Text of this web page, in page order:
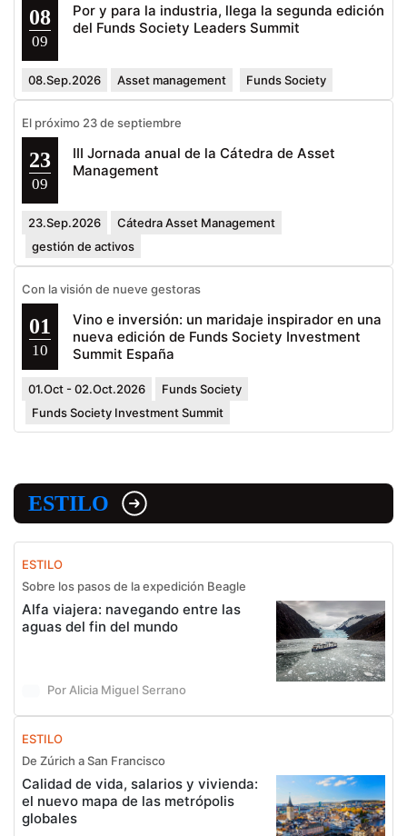
08
09
Por y para la industria, llega la segunda edición
del Funds Society Leaders Summit
08.Sep.2026 Asset management Funds Society
El próximo 23 de septiembre
23
09
III Jornada anual de la Cátedra de Asset
Management
23.Sep.2026
Cátedra Asset Management
gestión de activos
Con la visión de nueve gestoras
01
10
Vino e inversión: un maridaje inspirador en una
nueva edición de Funds Society Investment
Summit España
01.Oct - 02.Oct.2026
Funds Society
Funds Society Investment Summit
ESTILO
ESTILO
Sobre los pasos de la expedición Beagle
Alfa viajera: navegando entre las
aguas del fin del mundo
Por Alicia Miguel Serrano
ESTILO
De Zúrich a San Francisco
Calidad de vida, salarios y vivienda:
el nuevo mapa de las metrópolis
globales